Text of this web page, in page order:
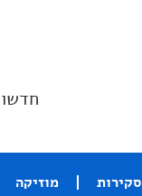
סקירות מוזיקה